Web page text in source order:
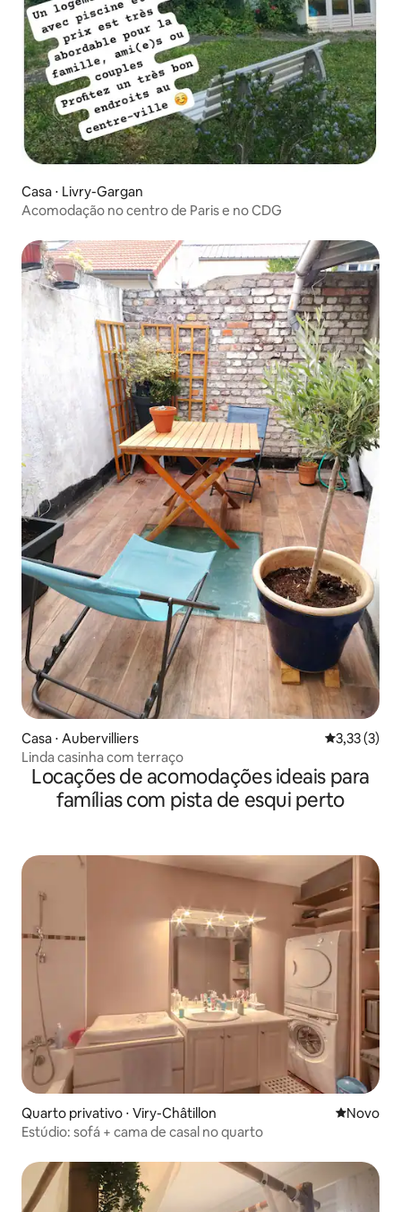
Casa ⋅ Livry-Gargan
Acomodação no centro de Paris e no CDG
Casa ⋅ Aubervilliers 3,33 de
3,33 (3)
Linda casinha com terraço
Locações de acomodações ideais para
famílias com pista de esqui perto
Quarto privativo ⋅ Viry-Châtillon Novo
Novo
Estúdio: sofá + cama de casal no quarto